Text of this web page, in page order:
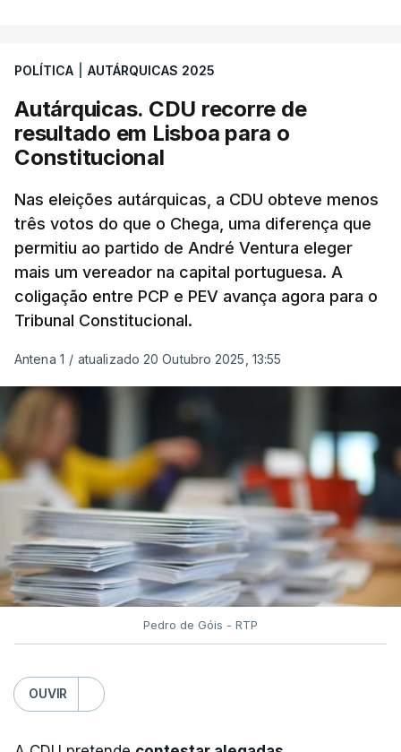
POLÍTICA AUTÁRQUICAS 2025
Autárquicas. CDU recorre de
resultado em Lisboa para o
Constitucional
Nas eleições autárquicas, a CDU obteve menos
três votos do que o Chega, uma diferença que
permitiu ao partido de André Ventura eleger
mais um vereador na capital portuguesa. A
coligação entre PCP e PEV avança agora para o
Tribunal Constitucional.
Antena 1 / atualizado 20 Outubro 2025, 13:55
Pedro de Góis - RTP
OUVIR